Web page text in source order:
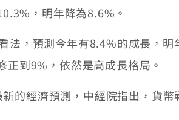
，明年降為8.6%。
，預測今年有8.4%的成長，明
到9%，依然是高成長格局。
經濟預測，中經院指出，貨幣